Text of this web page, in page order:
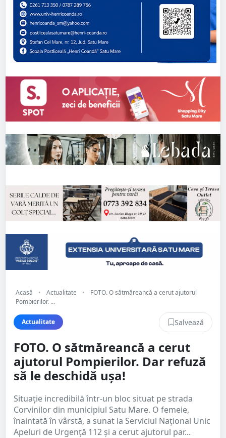
Acasă • Actualitate •
FOTO. O sătmăreancă a cerut ajutorul
Pompierilor. ...
Actualitate Salvează
FOTO. O sătmăreancă a cerut
ajutorul Pompierilor. Dar refuză
să le deschidă ușa!
Situație incredibilă într-un bloc situat pe strada
Corvinilor din municipiul Satu Mare. O femeie,
înaintată în vârstă, a sunat la Serviciul Național Unic
Apeluri de Urgență 112 și a cerut ajutorul par...